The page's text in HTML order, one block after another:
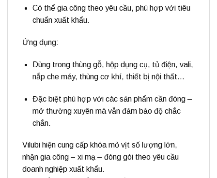
Có thể gia công theo yêu cầu, phù hợp với tiêu
chuẩn xuất khẩu.
Ứng dụng:
Dùng trong thùng gỗ, hộp dụng cụ, tủ điện, vali,
nắp che máy, thùng cơ khí, thiết bị nội thất…
Đặc biệt phù hợp với các sản phẩm cần đóng –
mở thường xuyênmà vẫn đảm bảo độ chắc
chắn.
Vilubi hiện cung cấp khóa mỏ vịt số lượng lớn,
nhận gia công – xi mạ – đóng gói theo yêu cầu
doanh nghiệp xuất khẩu.